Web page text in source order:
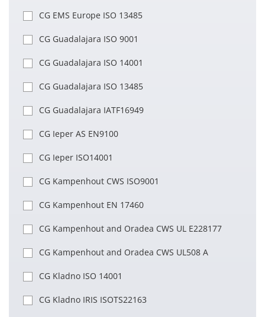
CG EMS Europe ISO 13485
CG Guadalajara ISO 9001
CG Guadalajara ISO 14001
CG Guadalajara ISO 13485
CG Guadalajara IATF16949
CG Ieper AS EN9100
CG Ieper ISO14001
CG Kampenhout CWS ISO9001
CG Kampenhout EN 17460
CG Kampenhout and Oradea CWS UL E228177
CG Kampenhout and Oradea CWS UL508 A
CG Kladno ISO 14001
CG Kladno IRIS ISOTS22163